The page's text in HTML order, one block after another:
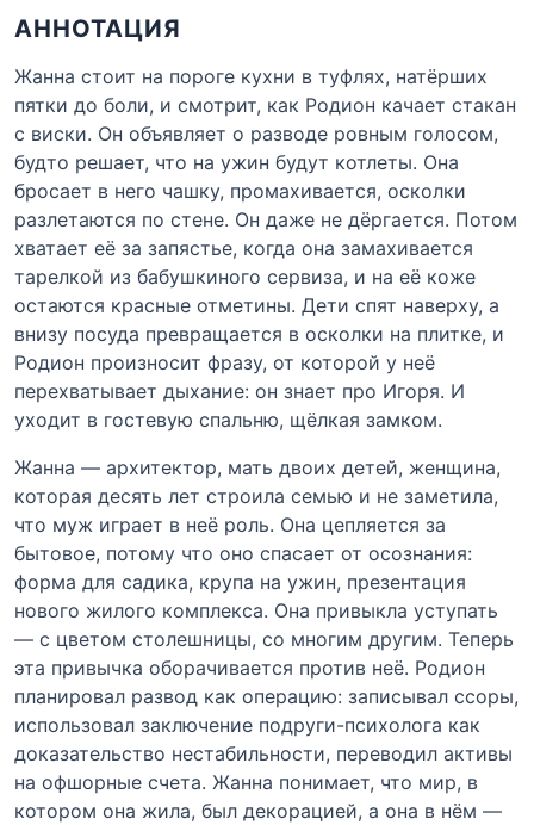
АННОТАЦИЯ
Жанна стоит на пороге кухни в туфлях, натёрших
пятки до боли, и смотрит, как Родион качает стакан
с виски. Он объявляет о разводе ровным голосом,
будто решает, что на ужин будут котлеты. Она
бросает в него чашку, промахивается, осколки
разлетаются по стене. Он даже не дёргается. Потом
хватает её за запястье, когда она замахивается
тарелкой из бабушкиного сервиза, и на её коже
остаются красные отметины. Дети спят наверху, а
внизу посуда превращается в осколки на плитке, и
Родион произносит фразу, от которой у неё
перехватывает дыхание: он знает про Игоря. И
уходит в гостевую спальню, щёлкая замком.
Жанна — архитектор, мать двоих детей, женщина,
которая десять лет строила семью и не заметила,
что муж играет в неё роль. Она цепляется за
бытовое, потому что оно спасает от осознания:
форма для садика, крупа на ужин, презентация
нового жилого комплекса. Она привыкла уступать
— с цветом столешницы, со многим другим. Теперь
эта привычка оборачивается против неё. Родион
планировал развод как операцию: записывал ссоры,
использовал заключение подруги-психолога как
доказательство нестабильности, переводил активы
на офшорные счета. Жанна понимает, что мир, в
котором она жила, был декорацией, а она в нём —